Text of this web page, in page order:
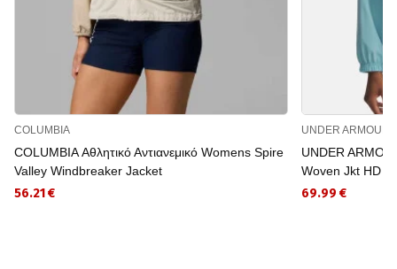
COLUMBIA
COLUMBIA Αθλητικό Αντιανεμικό Womens Spire
Valley Windbreaker Jacket
56.21 €
UNDER ARMOUR
UNDER
Woven Jkt HD
69.99 €